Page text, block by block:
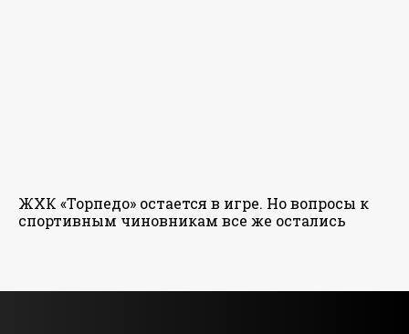
ЖХК «Торпедо» остается в игре. Но вопросы к
спортивным чиновникам все же остались